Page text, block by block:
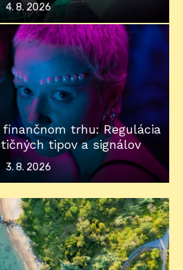
Posted
on
4. 8. 2026
finančnom trhu: Regulácia
tipov a signálov
Posted
on
3. 8. 2026